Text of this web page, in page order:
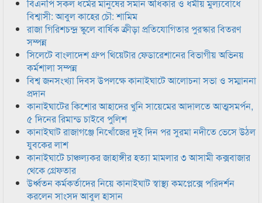
বিএনপি সকল ধর্মের মানুষের সমান অধিকার ও ধর্মীয় মুল্যবোধে
বিশ্বাসী: আবুল কাহের চৌ: শামিম
রাজা গিরিশচন্দ্র স্কুলে বার্ষিক ক্রীড়া প্রতিযোগিতার পুরস্কার বিতরণ
সম্পন্ন
সিলেটে বাংলাদেশ গ্রুপ থিয়েটার ফেডারেশানের বিভাগীয় অভিনয়
কর্মশালা সম্পন্ন
বিশ্ব জনসংখ্যা দিবস উপলক্ষে কানাইঘাটে আলোচনা সভা ও সম্মাননা
প্রদান
কানাইঘাটের কিশোর আহাদের খুনি সায়েমের আদালতে আত্মসমর্পন,
৫ দিনের রিমান্ড চাইবে পুলিশ
কানাইঘাট রাজাগঞ্জে নিখোঁজের দুই দিন পর সুরমা নদীতে ভেসে উঠল
যুবকের লাশ
কানাইঘাটে চাঞ্চল্যকর জাহাঙ্গীর হত্যা মামলার ৩ আসামী কক্সবাজার
থেকে গ্রেফতার
উর্ধ্বতন কর্মকর্তাদের নিয়ে কানাইঘাট স্বাস্থ্য কমপ্লেক্সে পরিদর্শন
করলেন সাংসদ আবুল হাসান